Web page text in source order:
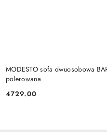
MODESTO sofa dwuosobowa
polerowana
Cena:
4729.00